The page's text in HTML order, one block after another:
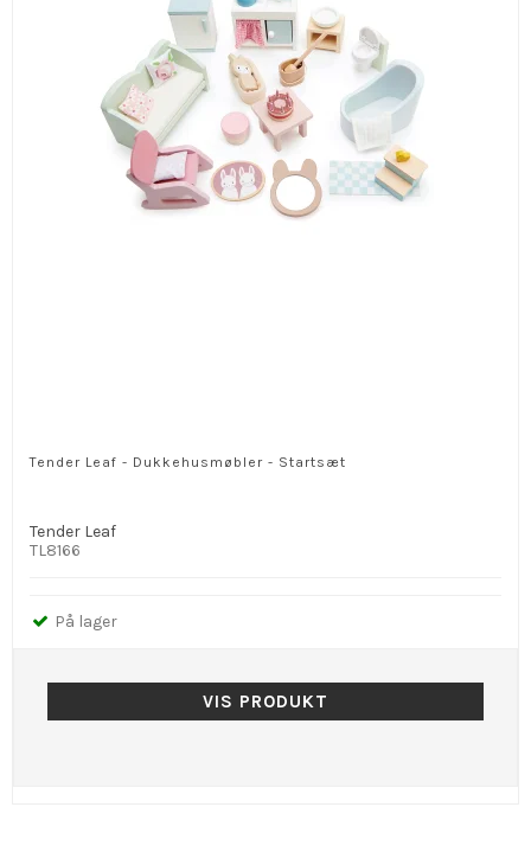
Tender Leaf - Dukkehusmøbler - Startsæt
Tender Leaf
TL8166
På lager
VIS PRODUKT